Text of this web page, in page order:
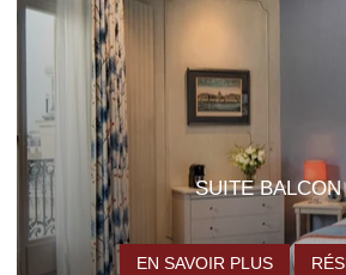
SUITE BALCON
EN SAVOIR PLUS